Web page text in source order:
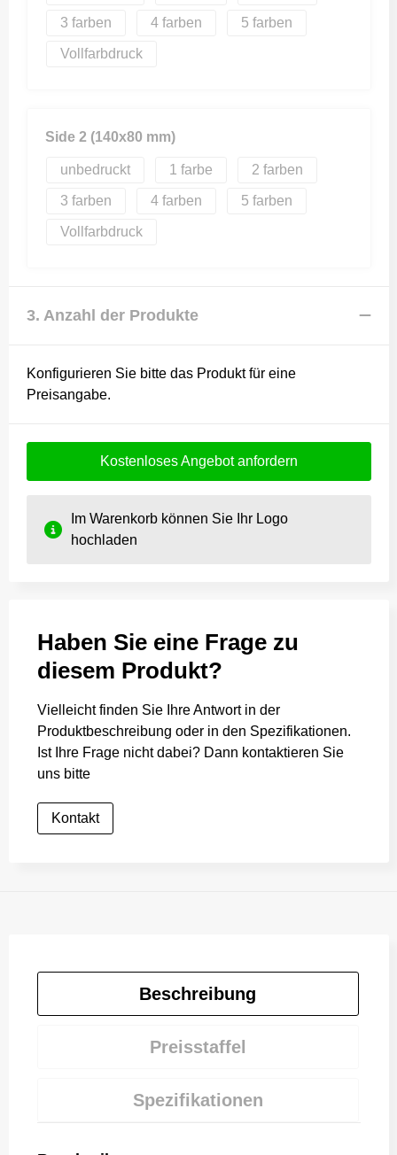
3 4 5
Vollfarbdruck
Side 2 (140x80 mm)
unbedruckt 1 2
3 4 5
Vollfarbdruck
3. Anzahl der Produkte
Konfigurieren Sie bitte das Produkt für eine
Preisangabe.
Kostenloses Angebot anfordern
Im Warenkorb können Sie Ihr Logo
hochladen
Haben Sie eine Frage zu
diesem Produkt?
Vielleicht finden Sie Ihre Antwort in der
Produktbeschreibung oder in den Spezifikationen.
Ist Ihre Frage nicht dabei? Dann kontaktieren Sie
uns bitte
Kontakt
Beschreibung
Preisstaffel
Spezifikationen